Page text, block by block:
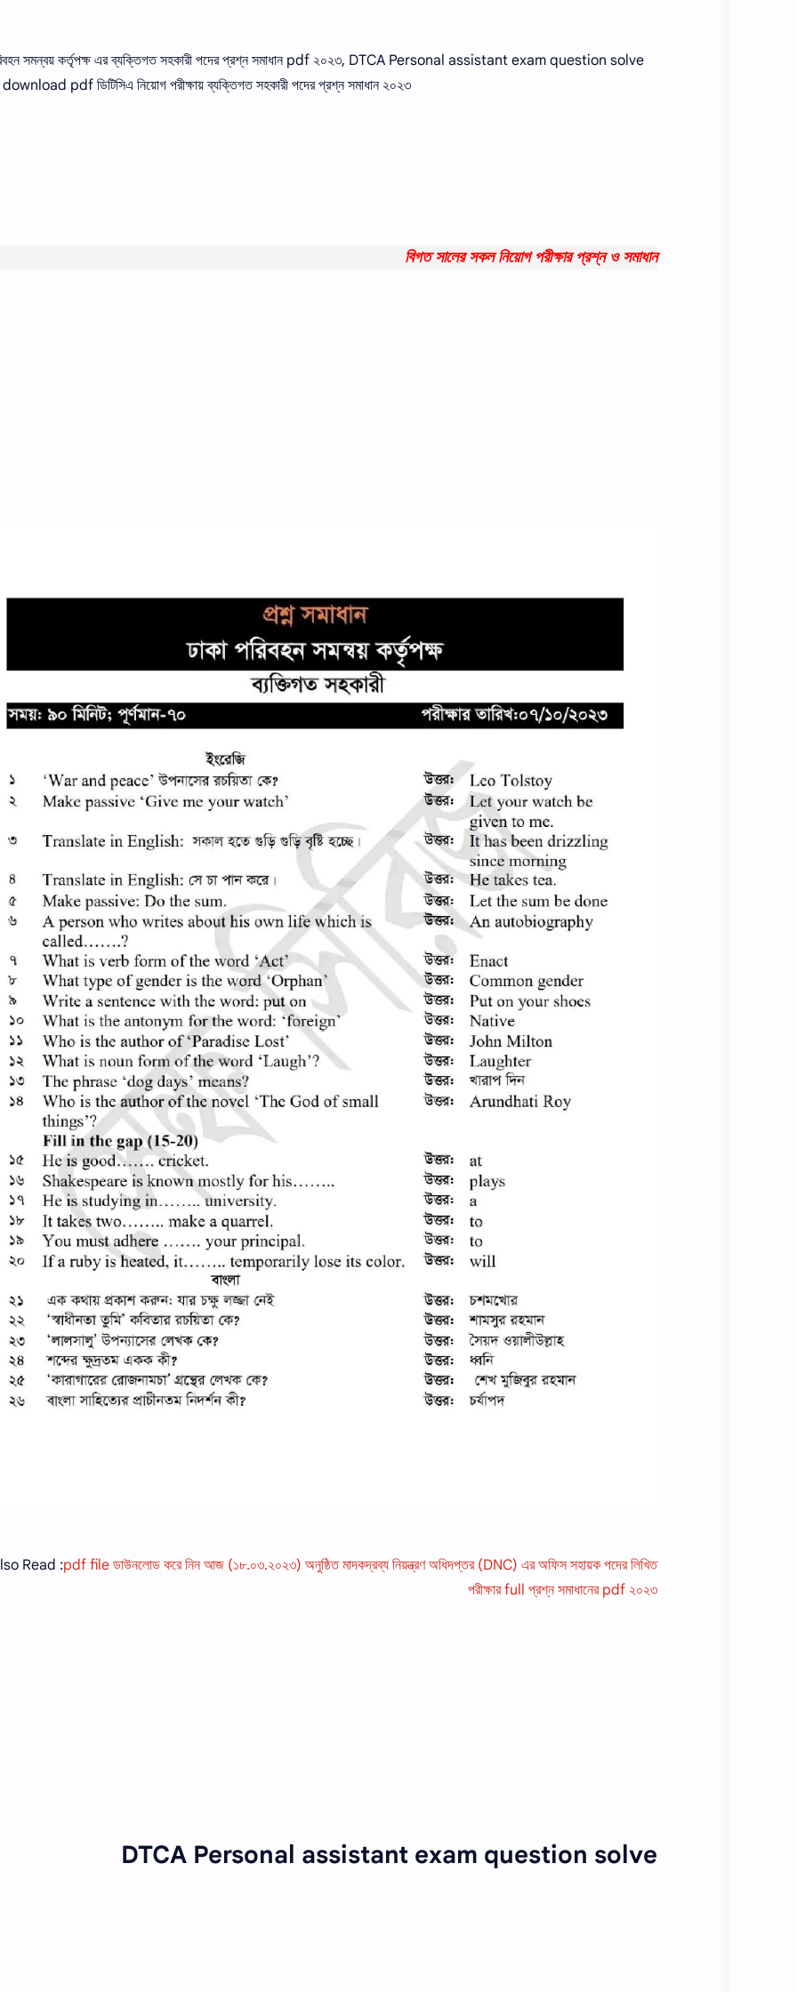
সমন্বয় কর্তৃপক্ষ এর ব্যক্তিগত সহকারী পদের প্রশ্ন সমাধান pdf ২০২৩, DTCA Personal assistant exam question solve
pdf ডিটিসিএ নিয়োগ পরীক্ষায় ব্যক্তিগত সহকারী পদের প্রশ্ন সমাধান ২০২৩
বিগত সালের সকল নিয়োগ পরীক্ষার প্রশ্ন ও সমাধান
Read :pdf file ডাউনলোড করে নিন আজ (১৮.০৩.২০২৩) অনুষ্ঠিত মাদকদ্রব্য নিয়ন্ত্রণ অধিদপ্তর (DNC) এর অফিস সহায়ক পদের লিখিত
পরীক্ষার full প্রশ্ন সমাধানের pdf ২০২৩
DTCA Personal assistant exam question solve